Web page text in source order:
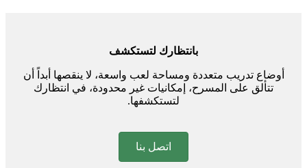
بانتظارك لتستكشف
أوضاع تدريب متعددة ومساحة لعب واسعة، لا ينقصها أبداً أن
تتألق على المسرح، إمكانيات غير محدودة، في انتظارك
لتستكشفها.
اتصل بنا